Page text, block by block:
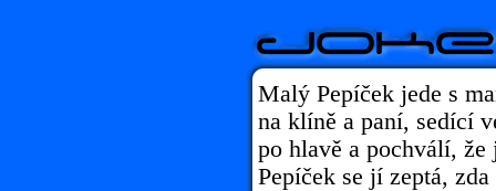
Malý Pepíček jede s
na klíně a paní, sedící
po hlavě a pochválí, že
Pepíček se jí zeptá,